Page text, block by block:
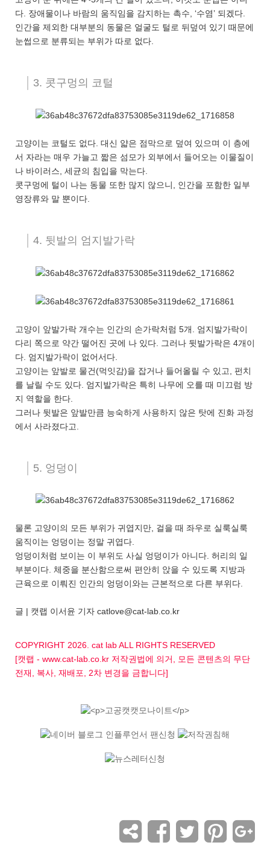
다. 장애물이나 바람의 움직임을 감지하는 촉수, ‘수염’ 되겠다.
인간을 제외한 대부분의 동물은 얼굴도 털로 뒤덮여 있기 때문에
눈썹으로 분류되는 부위가 따로 없다.
3. 콧구멍의 코털
고양이는 코털도 없다. 대신 얇은 점막으로 덮여 있으며 이 층에
서 자라는 매우 가늘고 짧은 섬모가 외부에서 들어오는 이물질이
나 바이러스, 세균의 침입을 막는다.
콧구멍에 털이 나는 동물 또한 많지 않으니, 인간을 포함한 일부
영장류와 말 뿐이다.
4. 뒷발의 엄지발가락
고양이 앞발가락 개수는 인간의 손가락처럼 5개. 엄지발가락이
다리 쪽으로 약간 떨어진 곳에 나 있다. 그러나 뒷발가락은 4개이
다. 엄지발가락이 없어서다.
고양이는 앞발로 물건(먹잇감)을 잡거나 들어올릴 수 있고, 펀치
를 날릴 수도 있다. 엄지발가락은 특히 나무에 오를 때 미끄럼 방
지 역할을 한다.
그러나 뒷발은 앞발만큼 능숙하게 사용하지 않은 탓에 진화 과정
에서 사라졌다고.
5. 엉덩이
물론 고양이의 모든 부위가 귀엽지만, 걸을 때 좌우로 실룩실룩
움직이는 엉덩이는 정말 귀엽다.
엉덩이처럼 보이는 이 부위도 사실 엉덩이가 아니다. 허리의 일
부분이다. 체중을 분산함으로써 편안히 앉을 수 있도록 지방과
근육으로 이뤄진 인간의 엉덩이와는 근본적으로 다른 부위다.
글 | 캣랩 이서윤 기자 catlove@cat-lab.co.kr
COPYRIGHT 2026. cat lab ALL RIGHTS RESERVED
[캣랩 - www.cat-lab.co.kr 저작권법에 의거, 모든 콘텐츠의 무단
전재, 복사, 재배포, 2차 변경을 금합니다]